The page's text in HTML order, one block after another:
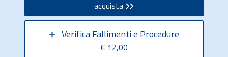
acquista
Verifica Fallimenti e Procedure
€ 12,00